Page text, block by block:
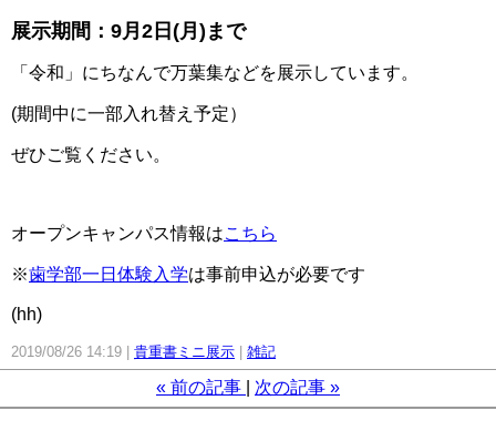
展示期間：9月2日(月)まで
「令和」にちなんで万葉集などを展示しています。
(期間中に一部入れ替え予定）
ぜひご覧ください。
オープンキャンパス情報はこちら
※歯学部一日体験入学は事前申込が必要です
(hh)
2019/08/26 14:19 貴重書ミニ展示 雑記
« 前の記事 次の記事 »